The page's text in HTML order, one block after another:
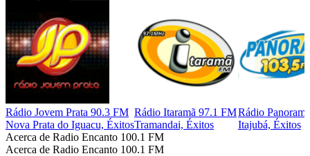
Rádio Jovem Prata 90.3 FM
Nova Prata do Iguacu, Éxitos
Rádio Itaramã 97.1 FM
Tramandai, Éxitos
Rádio
Itajubá, Éxitos
Acerca de Radio Encanto 100.1 FM
Acerca de Radio Encanto 100.1 FM